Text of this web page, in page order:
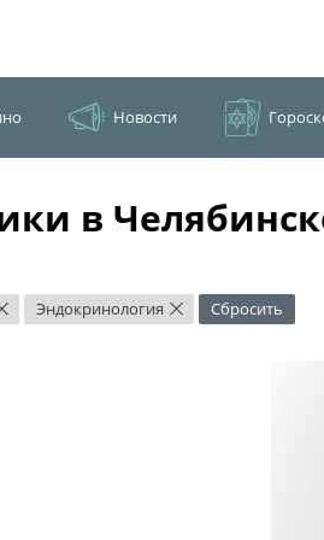
Новости
в
Эндокринология × Сбросить